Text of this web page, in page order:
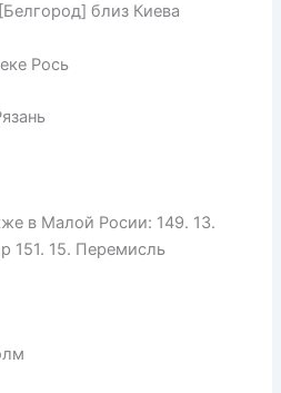
близ Киева
Рось
в Малой Росии: 149. 13.
151. 15. Перемисль